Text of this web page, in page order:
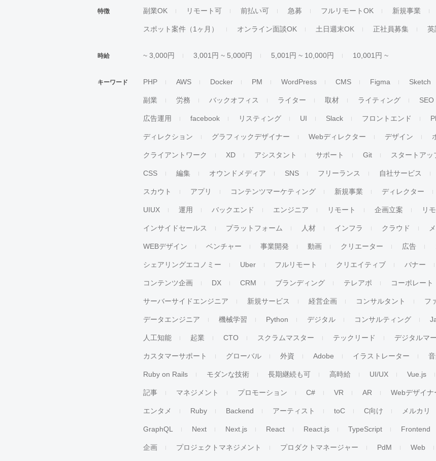
特徴 副業OK リモート可 前払い可 急募 フルリモートOK 新規事業
スポット案件（1ヶ月） オンライン面談OK 土日週末OK 正社員募集 英
時給 ~ 3,000円 3,001円 ~ 5,000円 5,001円 ~ 10,000円 10,001円 ~
キーワード PHP AWS Docker PM WordPress CMS Figma Sketch
副業 労務 バックオフィス ライター 取材 ライティング SEO
広告運用 facebook リスティング UI Slack フロントエンド
ディレクション グラフィックデザイナー Webディレクター デザイン
クライアントワーク XD アシスタント サポート Git スタートアッ
CSS 編集 オウンドメディア SNS フリーランス 自社サービス
スカウト アプリ コンテンツマーケティング 新規事業 ディレクター
UIUX 運用 バックエンド エンジニア リモート 企画立案 リ
インサイドセールス プラットフォーム 人材 インフラ クラウド
WEBデザイン ベンチャー 事業開発 動画 クリエーター 広告
シェアリングエコノミー Uber フルリモート クリエイティブ バナー
コンテンツ企画 DX CRM ブランディング テレアポ コーポレート
サーバーサイドエンジニア 新規サービス 経営企画 コンサルタント フ
データエンジニア 機械学習 Python デジタル コンサルティング
人工知能 起業 CTO スクラムマスター テックリード デジタルマ
カスタマーサポート グローバル 外資 Adobe イラストレーター
Ruby on Rails モダンな技術 長期継続も可 高時給 UI/UX Vue.js
記事 マネジメント プロモーション C# VR AR Webデザイナ
エンタメ Ruby Backend アーティスト toC C向け メルカリ
GraphQL Next Next.js React React.js TypeScript Frontend
企画 プロジェクトマネジメント プロダクトマネージャー PdM Web